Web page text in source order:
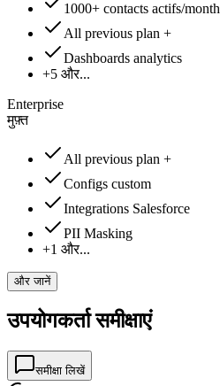
1000+ contacts actifs/month
All previous plan +
Dashboards analytics
+5 और...
Enterprise
मुफ़्त
All previous plan +
Configs custom
Integrations Salesforce
PII Masking
+1 और...
और जानें
उपयोगकर्ता समीक्षाएं
समीक्षा लिखें